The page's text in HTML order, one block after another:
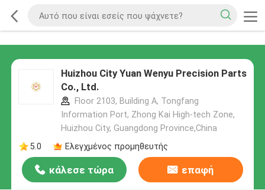
Huizhou City Yuan Wenyu Precision Parts
Co., Ltd.
Floor 2103, Building A, Tongfang
Information Port, Zhong Kai High-tech Zone,
Huizhou City, Guangdong Province,China
5.0
Ελεγχμένος προμηθευτής
κάλεσε τώρα επαφή